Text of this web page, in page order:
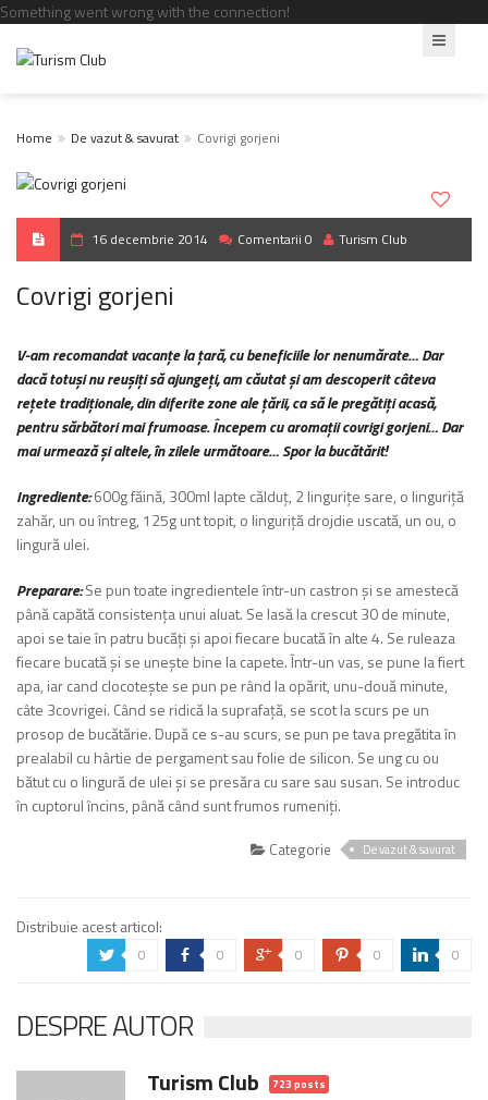
Something went wrong with the connection!
Home De vazut & savurat Covrigi gorjeni
16 decembrie 2014 Comentarii 0 Turism Club
Covrigi gorjeni
V-am recomandat vacanțe la țară, cu beneficiile lor nenumărate… Dar
dacă totuși nu reușiți să ajungeți, am căutat și am descoperit câteva
rețete tradiționale, din diferite zone ale țării, ca să le pregătiți acasă,
pentru sărbători mai frumoase. Începem cu aromații covrigi gorjeni… Dar
mai urmează și altele, în zilele următoare… Spor la bucătărit!
Ingrediente:600g făină, 300ml lapte călduț, 2 lingurițe sare, o linguriță
zahăr, un ou întreg, 125g unt topit, o linguriță drojdie uscată, un ou, o
lingură ulei.
Preparare:Se pun toate ingredientele într-un castron și se amestecă
până capătă consistența unui aluat. Se lasă la crescut 30 de minute,
apoi se taie în patru bucăți și apoi fiecare bucată în alte 4. Se ruleaza
fiecare bucată și se unește bine la capete. Într-un vas, se pune la fiert
apa, iar cand clocotește se pun pe rând la opărit, unu-două minute,
câte 3covrigei. Când se ridică la suprafață, se scot la scurs pe un
prosop de bucătărie. După ce s-au scurs, se pun pe tava pregătita în
prealabil cu hârtie de pergament sau folie de silicon. Se ung cu ou
bătut cu o lingură de ulei și se presăra cu sare sau susan. Se introduc
în cuptorul încins, până când sunt frumos rumeniți.
Categorie De vazut & savurat
Distribuie acest articol:
a 0 b 0 c 0 d 0 j 0
DESPRE AUTOR
Turism Club 723 posts